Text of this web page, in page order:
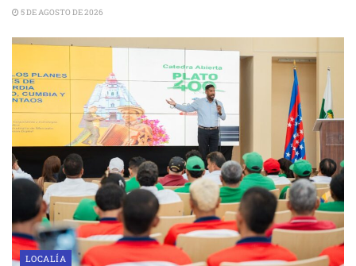
5 DE AGOSTO DE 2026
LOCALÍA